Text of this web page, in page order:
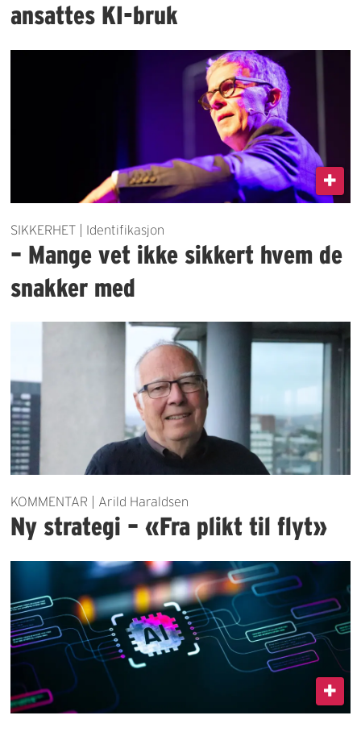
ansattes KI-bruk
SIKKERHET | Identifikasjon
– Mange vet ikke sikkert hvem de
snakker med
KOMMENTAR | Arild Haraldsen
Ny strategi – «Fra plikt til flyt»